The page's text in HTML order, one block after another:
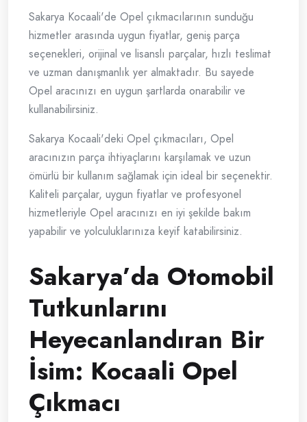
Sakarya Kocaali'de Opel çıkmacılarının sunduğu
hizmetler arasında uygun fiyatlar, geniş parça
seçenekleri, orijinal ve lisanslı parçalar, hızlı teslimat
ve uzman danışmanlık yer almaktadır. Bu sayede
Opel aracınızı en uygun şartlarda onarabilir ve
kullanabilirsiniz.
Sakarya Kocaali'deki Opel çıkmacıları, Opel
aracınızın parça ihtiyaçlarını karşılamak ve uzun
ömürlü bir kullanım sağlamak için ideal bir seçenektir.
Kaliteli parçalar, uygun fiyatlar ve profesyonel
hizmetleriyle Opel aracınızı en iyi şekilde bakım
yapabilir ve yolculuklarınıza keyif katabilirsiniz.
Sakarya’da Otomobil
Tutkunlarını
Heyecanlandıran Bir
İsim: Kocaali Opel
Çıkmacı